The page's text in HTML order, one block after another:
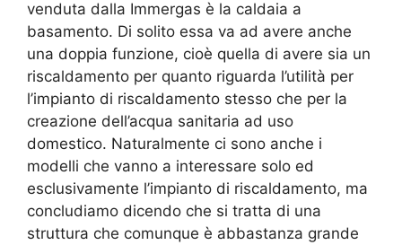
venduta dalla Immergas è la caldaia a
basamento. Di solito essa va ad avere anche
una doppia funzione, cioè quella di avere sia un
riscaldamento per quanto riguarda l’utilità per
l’impianto di riscaldamento stesso che per la
creazione dell’acqua sanitaria ad uso
domestico. Naturalmente ci sono anche i
modelli che vanno a interessare solo ed
esclusivamente l’impianto di riscaldamento, ma
concludiamo dicendo che si tratta di una
struttura che comunque è abbastanza grande